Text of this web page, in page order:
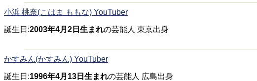
小浜 桃奈(こはま ももな) YouTuber
誕生日:2003年4月2日生まれの芸能人 東京出身
かすみん(かすみん) YouTuber
誕生日:1996年4月13日生まれの芸能人 広島出身